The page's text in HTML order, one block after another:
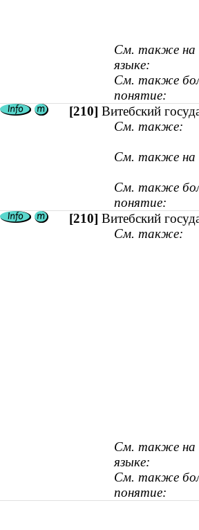
См. также на
языке:
См. также
понятие:
[210] Витебский
См. также:
См. также на
См. также
понятие:
[210] Витебский
См. также:
См. также на
языке:
См. также
понятие: